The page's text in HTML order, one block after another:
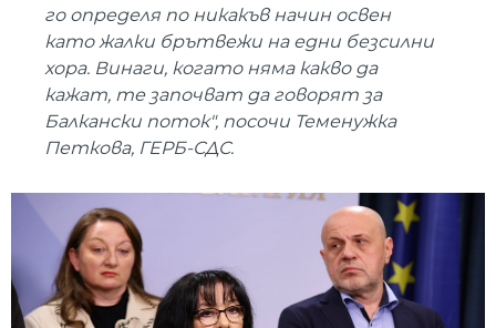
го определя по никакъв начин освен
като жалки брътвежи на едни безсилни
хора. Винаги, когато няма какво да
кажат, те започват да говорят за
Балкански поток", посочи Теменужка
Петкова, ГЕРБ-СДС.